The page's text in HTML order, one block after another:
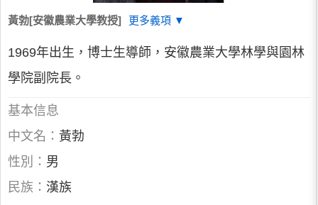
黃勃[安徽農業大學教授] 更多義項 ▼
1969年出生，博士生導師，安徽農業大學林學與園林
學院副院長。
基本信息
中文名： 黃勃
性別： 男
民族： 漢族